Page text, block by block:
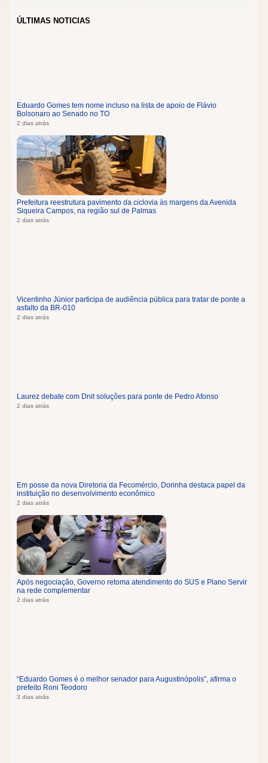
ÚLTIMAS NOTICIAS
Eduardo Gomes tem nome incluso na lista de apoio de Flávio
Bolsonaro ao Senado no TO
2 dias atrás
Prefeitura reestrutura pavimento da ciclovia às margens da Avenida
Siqueira Campos, na região sul de Palmas
2 dias atrás
Vicentinho Júnior participa de audiência pública para tratar de ponte a
asfalto da BR-010
2 dias atrás
Laurez debate com Dnit soluções para ponte de Pedro Afonso
2 dias atrás
Em posse da nova Diretoria da Fecomércio, Dorinha destaca papel da
instituição no desenvolvimento econômico
2 dias atrás
Após negociação, Governo retoma atendimento do SUS e Plano Servir
na rede complementar
2 dias atrás
“Eduardo Gomes é o melhor senador para Augustinópolis”, afirma o
prefeito Roni Teodoro
3 dias atrás